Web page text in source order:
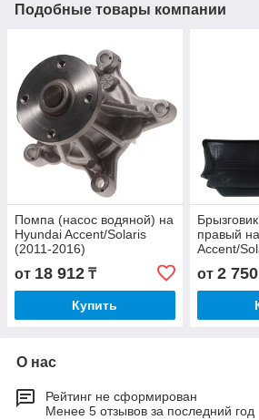
Подобные товары компании
Помпа (насос водяной) на
Hyundai Accent/Solaris
(2011-2016)
от 18 912 ₸
Купить
правый
Accent/
от 2 750
О нас
Рейтинг не сформирован
Менее 5 отзывов за последний год